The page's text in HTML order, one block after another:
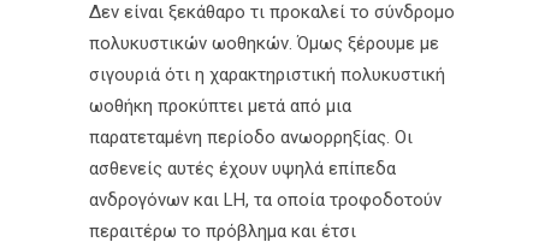
Δεν είναι ξεκάθαρο τι προκαλεί το σύνδρομο
πολυκυστικών ωοθηκών. Όμως ξέρουμε με
σιγουριά ότι η χαρακτηριστική πολυκυστική
ωοθήκη προκύπτει μετά από μια
παρατεταμένη περίοδο ανωορρηξίας. Οι
ασθενείς αυτές έχουν υψηλά επίπεδα
ανδρογόνων και LH, τα οποία τροφοδοτούν
περαιτέρω το πρόβλημα και έτσι